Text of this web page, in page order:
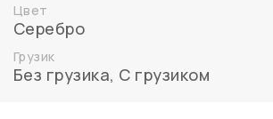
Цвет
Серебро
Грузик
Без грузика, С грузиком